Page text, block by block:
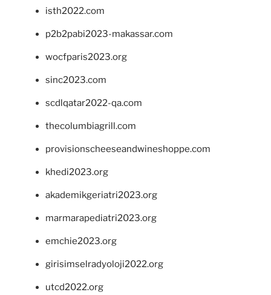
isth2022.com
p2b2pabi2023-makassar.com
wocfparis2023.org
sinc2023.com
scdlqatar2022-qa.com
thecolumbiagrill.com
provisionscheeseandwineshoppe.com
khedi2023.org
akademikgeriatri2023.org
marmarapediatri2023.org
emchie2023.org
girisimselradyoloji2022.org
utcd2022.org